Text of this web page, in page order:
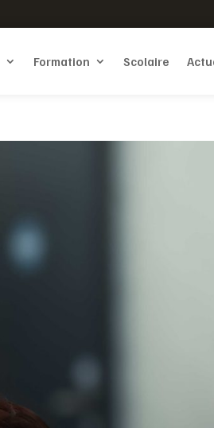
Formation Scolaire